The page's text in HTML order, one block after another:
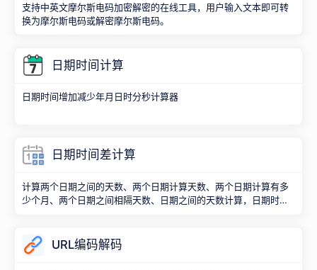
支持中英文摩尔斯电码加密解密的在线工具，用户输入文本即可转
换为摩尔斯电码或解密摩尔斯电码。
日期时间计算
日期时间增加减少年月日时分秒计算器
日期时间差计算
计算两个日期之间的天数、两个日期计算天数、两个日期计算有多
少个月、两个日期之间相隔天数、日期之间的天数计算，日期时间
URL编码解码